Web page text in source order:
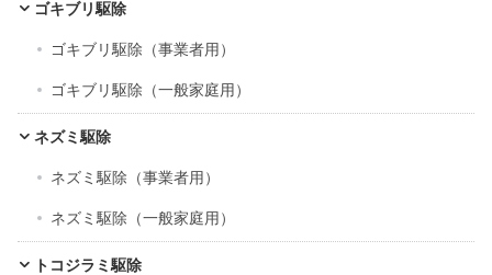
ブ ゴキブリ駆除
ゴキブリ駆除（事業者用）
ゴキブリ駆除（一般家庭用）
ネズミ駆除
ネズミ駆除（事業者用）
ネズミ駆除（一般家庭用）
トコジラミ駆除